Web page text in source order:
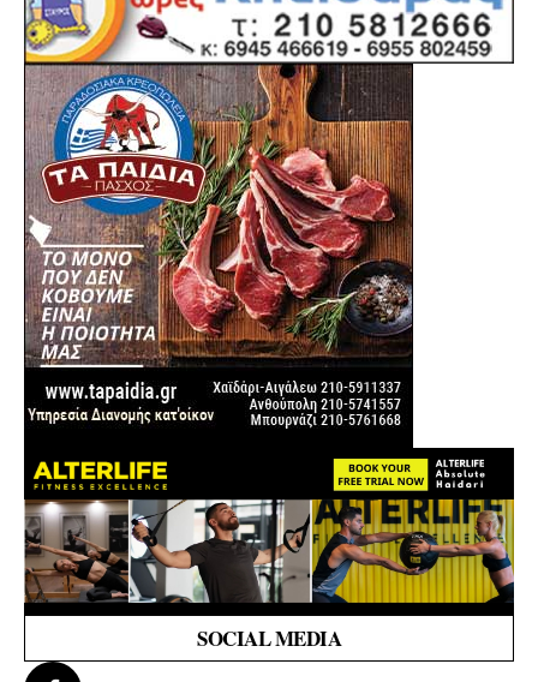
SOCIAL MEDIA